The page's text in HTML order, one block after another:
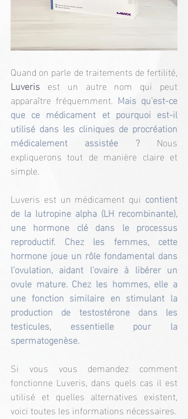
Luveris est un autre nom qui peut
apparaître fréquemment. Mais qu'est-ce
que ce médicament et pourquoi est-il
utilisé dans les cliniques de procréation
médicalement assistée ? Nous
expliquerons tout de manière claire et
simple.
Luveris est un médicament qui contient
de la lutropine alpha (LH recombinante),
une hormone clé dans le processus
reproductif. Chez les femmes, cette
hormone joue un rôle fondamental dans
l'ovulation, aidant l'ovaire à libérer un
ovule mature. Chez les hommes, elle a
une fonction similaire en stimulant la
production de testostérone dans les
testicules, essentielle pour la
spermatogenèse.
Si vous vous demandez comment
fonctionne Luveris, dans quels cas il est
utilisé et quelles alternatives existent,
voici toutes les informations nécessaires.